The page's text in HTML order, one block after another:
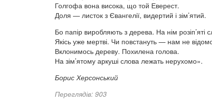
Голгофа вона висока, що той Еверест.
Доля — листок з Євангелії, видертий і зім’ятий.
Бо папір виробляють з дерева. На нім розіп’яті
Якісь уже мертві. Чи повстануть — нам не
Вклонимось дереву. Похилена голова.
На зім’ятому аркуші слова лежать нерухомо».
Борис Херсонський
Переглядів: 903